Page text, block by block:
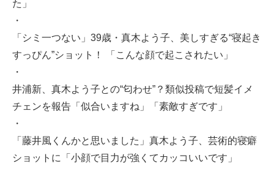
た」
・
「シミ一つない」39歳・真木よう子、美しすぎる“寝起き
すっぴん”ショット！ 「こんな顔で起こされたい」
・
井浦新、真木よう子との“匂わせ”？類似投稿で短髪イメ
チェンを報告「似合いますね」「素敵すぎです」
・
「藤井風くんかと思いました」真木よう子、芸術的寝癖
ショットに「小顔で目力が強くてカッコいいです」